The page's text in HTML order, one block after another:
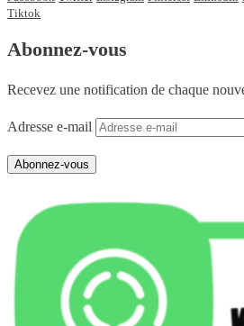
Tiktok
Abonnez-vous
Recevez une notification de chaque
Adresse e-mail
Abonnez-vous